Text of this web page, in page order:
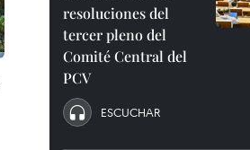
resoluciones del
tercer pleno del
Comité Central del
PCV
ESCUCHAR